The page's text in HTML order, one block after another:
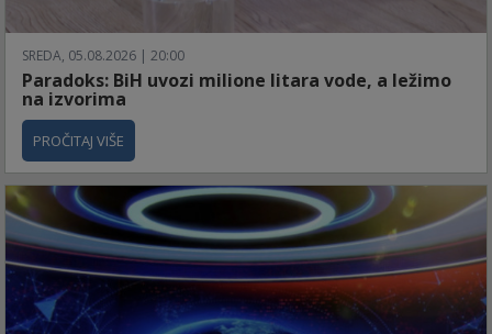
SREDA, 05.08.2026 | 20:00
Paradoks: BiH uvozi milione litara vode, a ležimo
na izvorima
PROČITAJ VIŠE